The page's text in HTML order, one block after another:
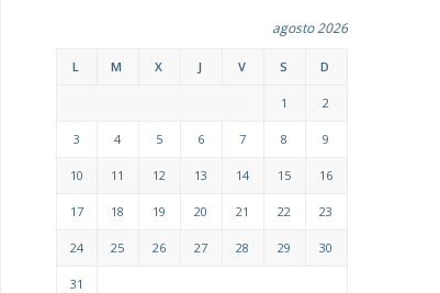
agosto 2026
L M X J V S D
1 2
3 4 5 6 7 8 9
10 11 12 13 14 15 16
17 18 19 20 21 22 23
24 25 26 27 28 29 30
31